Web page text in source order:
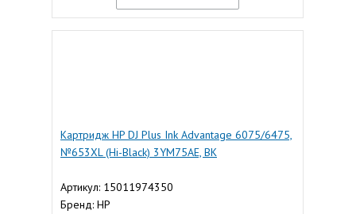
Картридж HP DJ Plus Ink Advantage 6075/6475,
№653XL (Hi-Black) 3YM75AE, BK
Артикул: 15011974350
Бренд: HP